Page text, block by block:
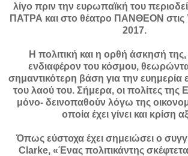
λίγο πριν την ευρωπαϊκή του
ΠΑΤΡΑ και στο θέατρο ΠΑΝΘΕΟΝ στις
2017.
Η πολιτική και η ορθή άσκησή της,
ενδιαφέρον του κόσμου,
σημαντικότερη βάση για την ευημερία
του λαού του. Σήμερα, οι πολίτες της
μόνο- δεινοπαθούν λόγω της
οποία έχει γίνει και κρίση
Όπως εύστοχα έχει σημειώσει ο
Clarke, «Ένας πολιτικάντης